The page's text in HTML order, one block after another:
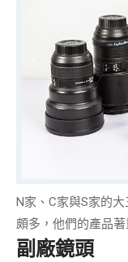
N家、C家與S家的
頗多，他們的產品
副廠鏡頭